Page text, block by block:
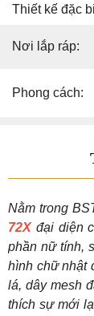
Thiết kế đặc
Nơi lắp ráp:
Phong cách:
Nằm trong
72Xđại diện
phần nữ tính,
hình chữ nhật
lá, dây mesh
thích sự mới